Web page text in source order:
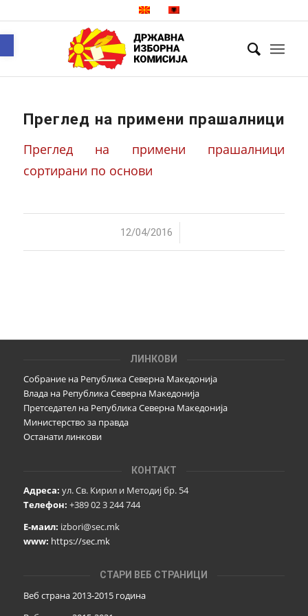
Преглед на примени прашалници
Преглед на примени прашалници
сортирани по основи
12/04/2016
/
ЛИНКОВИ
Собрание на Република Северна Македонија
Влада на Република Северна Македонија
Претседател на Република Северна Македонија
Министерство за правда
Останати линкови
КОНТАКТ
Адреса: ул. Св. Кирил и Методиј бр. 54
Телефон: +389 02 3 244 744
Е-маил: izbori@sec.mk
www: https://sec.mk
СТАРИ ВЕБ СТРАНИЦИ
Веб страна 2013-2015 година
Open toolbar